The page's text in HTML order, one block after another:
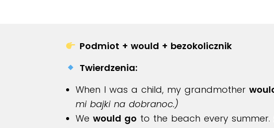
Podmiot + would + bezokolicznik
Twierdzenia:
When I was a child, my grandmother
mi bajki na dobranoc.)
We would go to the beach every summer.